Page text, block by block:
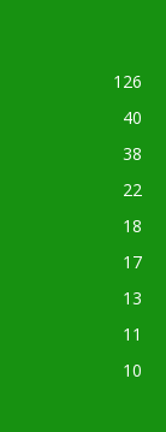
126
40
38
22
18
17
13
11
10